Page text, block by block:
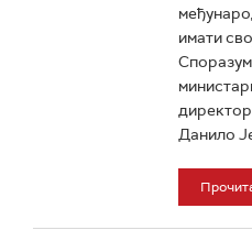
имати
Данило